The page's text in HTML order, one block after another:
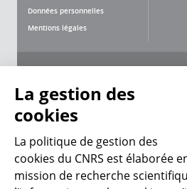
Données personnelles
Mentions légales
CNRS Le Mag
La gestion des
cookies
La politique de gestion des
cookies du CNRS est élaborée
mission de recherche